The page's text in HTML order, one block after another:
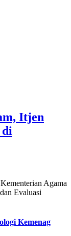
Itjen
di
Agama
Evaluasi
Kemenag